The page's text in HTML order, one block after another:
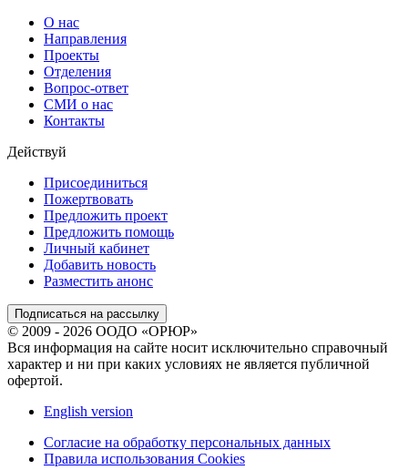
О нас
Направления
Проекты
Отделения
Вопрос-ответ
СМИ о нас
Контакты
Действуй
Присоединиться
Пожертвовать
Предложить проект
Предложить помощь
Личный кабинет
Добавить новость
Разместить анонс
Подписаться на рассылку
© 2009 - 2026 ООДО «ОРЮР»
Вся информация на сайте носит исключительно справочный
характер и ни при каких условиях не является публичной
офертой.
English version
Согласие на обработку персональных данных
Правила использования Cookies